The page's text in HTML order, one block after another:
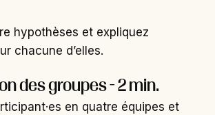
hypothèses et expliquez
chacune d’elles.
des groupes - 2 min.
en quatre équipes et